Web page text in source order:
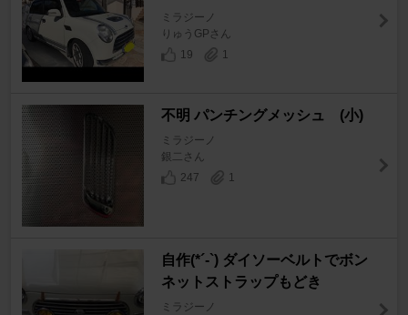
ミラジーノ
りゅうGPさん
19
1
不明 パンチングメッシュ (小)
ミラジーノ
銀二さん
247
1
自作(*´-`) ダイソーベルトでボン
ネットストラップもどき
ミラジーノ